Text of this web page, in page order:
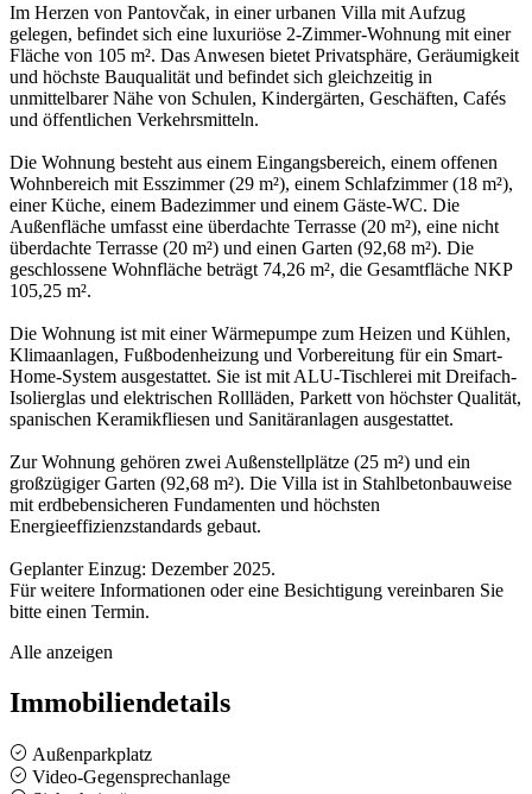
Im Herzen von Pantovčak, in einer urbanen Villa mit Aufzug
gelegen, befindet sich eine luxuriöse 2-Zimmer-Wohnung mit einer
Fläche von 105 m². Das Anwesen bietet Privatsphäre, Geräumigkeit
und höchste Bauqualität und befindet sich gleichzeitig in
unmittelbarer Nähe von Schulen, Kindergärten, Geschäften, Cafés
und öffentlichen Verkehrsmitteln.
Die Wohnung besteht aus einem Eingangsbereich, einem offenen
Wohnbereich mit Esszimmer (29 m²), einem Schlafzimmer (18 m²),
einer Küche, einem Badezimmer und einem Gäste-WC. Die
Außenfläche umfasst eine überdachte Terrasse (20 m²), eine nicht
überdachte Terrasse (20 m²) und einen Garten (92,68 m²). Die
geschlossene Wohnfläche beträgt 74,26 m², die Gesamtfläche NKP
105,25 m².
Die Wohnung ist mit einer Wärmepumpe zum Heizen und Kühlen,
Klimaanlagen, Fußbodenheizung und Vorbereitung für ein Smart-
Home-System ausgestattet. Sie ist mit ALU-Tischlerei mit Dreifach-
Isolierglas und elektrischen Rollläden, Parkett von höchster Qualität,
spanischen Keramikfliesen und Sanitäranlagen ausgestattet.
Zur Wohnung gehören zwei Außenstellplätze (25 m²) und ein
großzügiger Garten (92,68 m²). Die Villa ist in Stahlbetonbauweise
mit erdbebensicheren Fundamenten und höchsten
Energieeffizienzstandards gebaut.
Geplanter Einzug: Dezember 2025.
Für weitere Informationen oder eine Besichtigung vereinbaren Sie
bitte einen Termin.
Alle anzeigen
Immobiliendetails
Außenparkplatz
Video-Gegensprechanlage